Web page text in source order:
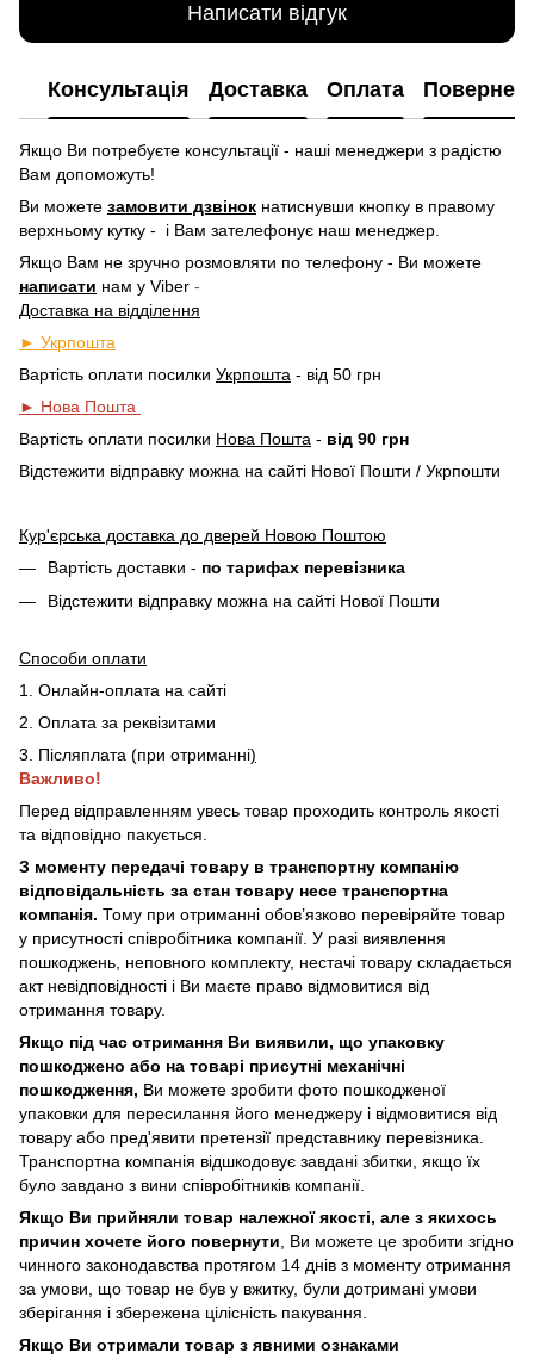
Написати відгук
Консультація Доставка Оплата
Якщо Ви потребуєте консультації - наші менеджери з радістю
Вам допоможуть!
Ви можете замовити дзвінок натиснувши кнопку в правому
верхньому кутку -
і Вам зателефонує наш менеджер.
Якщо Вам не зручно розмовляти по телефону - Ви можете
написати нам у Viber -
Доставка на відділення
► Укрпошта
Вартість оплати посилки Укрпошта - від 50 грн
► Нова Пошта
Вартість оплати посилки Нова Пошта - від 90 грн
Відстежити відправку можна на сайті Нової Пошти / Укрпошти
Кур'єрська доставка до дверей Новою Поштою
Вартість доставки - по тарифах перевізника
Відстежити відправку можна на сайті Нової Пошти
Способи оплати
1. Онлайн-оплата на сайті
2. Оплата за реквізитами
3. Післяплата (при отриманні)
Важливо!
Перед відправленням увесь товар проходить контроль якості
та відповідно пакується.
З моменту передачі товару в транспортну компанію
відповідальність за стан товару несе транспортна
компанія. Тому при отриманні обов’язково перевіряйте товар
у присутності співробітника компанії. У разі виявлення
пошкоджень, неповного комплекту, нестачі товару складається
акт невідповідності і Ви маєте право відмовитися від
отримання товару.
Якщо під час отримання Ви виявили, що упаковку
пошкоджено або на товарі присутні механічні
пошкодження, Ви можете зробити фото пошкодженої
упаковки для пересилання його менеджеру і відмовитися від
товару або пред'явити претензії представнику перевізника.
Транспортна компанія відшкодовує завдані збитки, якщо їх
було завдано з вини співробітників компанії.
Якщо Ви прийняли товар належної якості, але з якихось
причин хочете його повернути, Ви можете це зробити згідно
чинного законодавства протягом 14 днів з моменту отримання
за умови, що товар не був у вжитку, були дотримані умови
зберігання і збережена цілісність пакування.
Якщо Ви отримали товар з явними ознаками